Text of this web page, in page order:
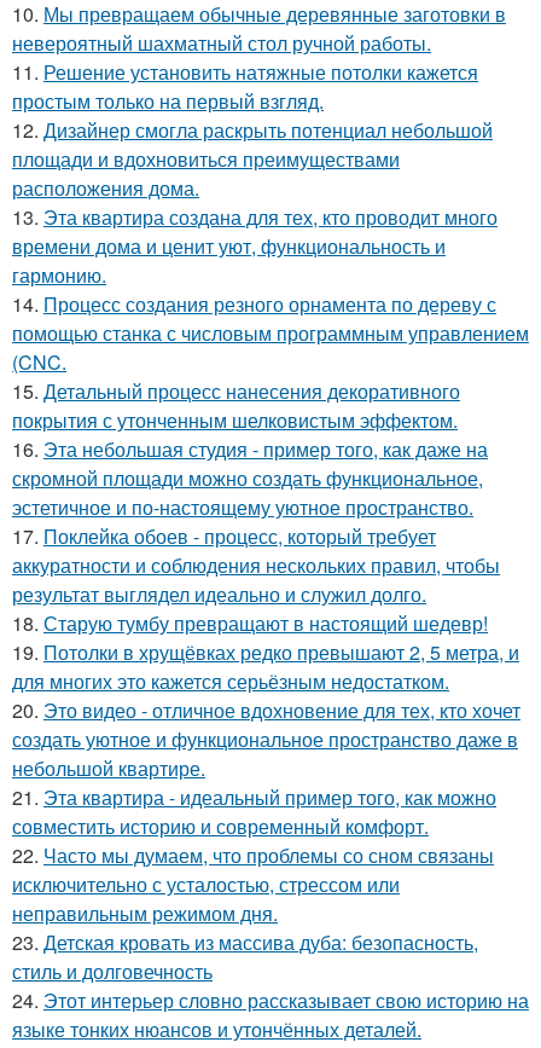
10. Мы превращаем обычные деревянные заготовки в
невероятный шахматный стол ручной работы.
11. Решение установить натяжные потолки кажется
простым только на первый взгляд.
12. Дизайнер смогла раскрыть потенциал небольшой
площади и вдохновиться преимуществами
расположения дома.
13. Эта квартира создана для тех, кто проводит много
времени дома и ценит уют, функциональность и
гармонию.
14. Процесс создания резного орнамента по дереву с
помощью станка с числовым программным управлением
(CNC.
15. Детальный процесс нанесения декоративного
покрытия с утонченным шелковистым эффектом.
16. Эта небольшая студия - пример того, как даже на
скромной площади можно создать функциональное,
эстетичное и по-настоящему уютное пространство.
17. Поклейка обоев - процесс, который требует
аккуратности и соблюдения нескольких правил, чтобы
результат выглядел идеально и служил долго.
18. Старую тумбу превращают в настоящий шедевр!
19. Потолки в хрущёвках редко превышают 2, 5 метра, и
для многих это кажется серьёзным недостатком.
20. Это видео - отличное вдохновение для тех, кто хочет
создать уютное и функциональное пространство даже в
небольшой квартире.
21. Эта квартира - идеальный пример того, как можно
совместить историю и современный комфорт.
22. Часто мы думаем, что проблемы со сном связаны
исключительно с усталостью, стрессом или
неправильным режимом дня.
23. Детская кровать из массива дуба: безопасность,
стиль и долговечность
24. Этот интерьер словно рассказывает свою историю на
языке тонких нюансов и утончённых деталей.